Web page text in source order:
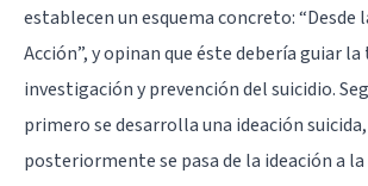
establecen un esquema concreto: “Desde
Acción”, y opinan que éste debería guiar
investigación y prevención del suicidio.
primero se desarrolla una ideación
posteriormente se pasa de la ideación a